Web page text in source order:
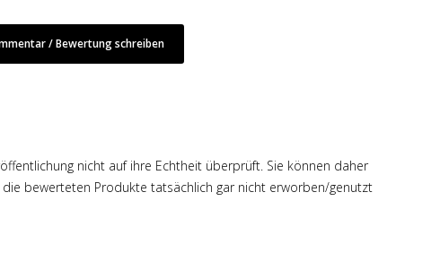
/ Bewertung schreiben
nicht auf ihre Echtheit überprüft. Sie können daher
bewerteten Produkte tatsächlich gar nicht erworben/genutzt